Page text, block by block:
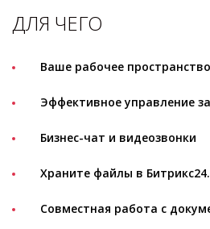
ДЛЯ ЧЕГО
Ваше рабочее пространство
Эффективное управление
Бизнес-чат и видеозвонки
Храните файлы в
Совместная работа с